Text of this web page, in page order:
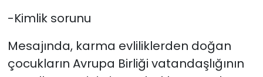
-Kimlik sorunu
Mesajında, karma evliliklerden doğan
çocukların Avrupa Birliği vatandaşlığının